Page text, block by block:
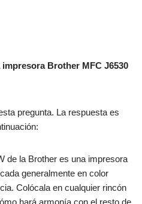
Brother MFC J6530
pregunta. La respuesta es
de la Brother es una impresora
generalmente en color
Colócala en cualquier rincón
hará armonía con el resto de